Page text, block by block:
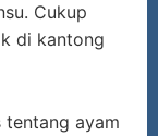
Cukup
di kantong
tentang ayam